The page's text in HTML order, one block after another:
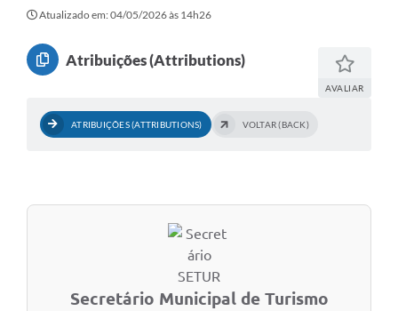
Atualizado em: 04/05/2026 às 14h26
Atribuições (Attributions)
AVALIAR
ATRIBUIÇÕES (ATTRIBUTIONS) VOLTAR (BACK)
Secretário Municipal de Turismo